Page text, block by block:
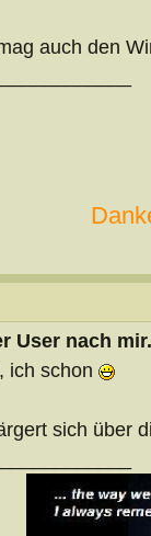
auch den
User nach
ich schon
sich über